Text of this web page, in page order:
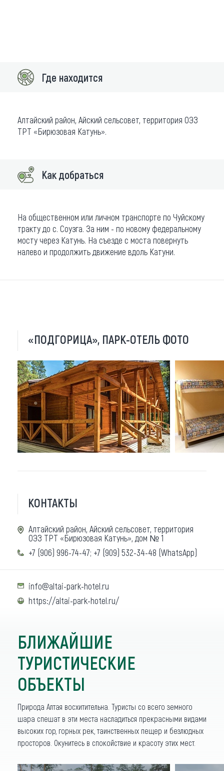
Где находится
Алтайский район, Айский сельсовет, территория ОЭЗ
ТРТ «Бирюзовая Катунь».
Как добраться
На общественном или личном транспорте по Чуйскому
тракту до с. Соузга. За ним - по новому федеральному
мосту через Катунь. На съезде с моста повернуть
налево и продолжить движение вдоль Катуни.
«ПОДГОРИЦА», ПАРК-ОТЕЛЬ ФОТО
КОНТАКТЫ
Алтайский район, Айский сельсовет, территория
ОЭЗ ТРТ «Бирюзовая Катунь», дом № 1
+7 (906) 996-74-47; +7 (909) 532-34-48 (WhatsApp)
info@altai-park-hotel.ru
https://altai-park-hotel.ru/
БЛИЖАЙШИЕ
ТУРИСТИЧЕСКИЕ
ОБЪЕКТЫ
Природа Алтая восхитительна. Туристы со всего земного
шара спешат в эти места насладиться прекрасными видами
высоких гор, горных рек, таинственных пещер и безлюдных
просторов. Окунитесь в спокойствие и красоту этих мест.